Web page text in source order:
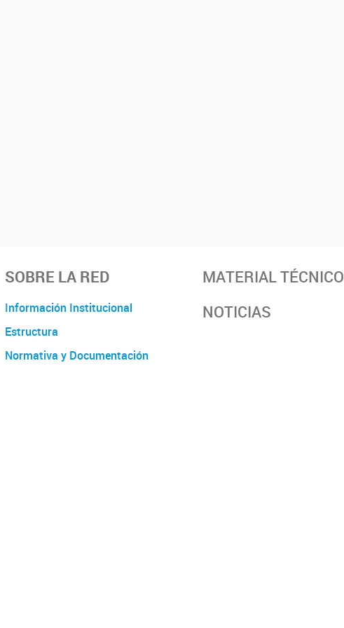
SOBRE LA RED
Información Institucional
Estructura
Normativa y Documentación
MATERIAL TÉCNICO
NOTICIAS